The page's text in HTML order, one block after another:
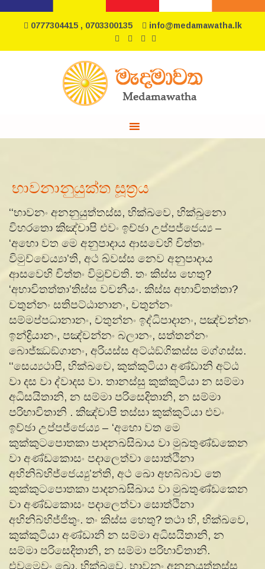
0777304415 , 0703300135 info@medamawatha.lk
භාවනානුයුක්ත සූත්‍රය
‘‘භාවනං අනනුයුත්තස්ස, භික්ඛවෙ, භික්ඛුනො
විහරතො කිඤ්චාපි එවං ඉච්ඡා උප්පජ්ජෙය්‍ය –
‘අහො වත මෙ අනුපාදාය ආසවෙහි චිත්තං
විමුච්චෙය්‍යා’ති, අථ ඛ්වස්ස නෙව අනුපාදාය
ආසවෙහි චිත්තං විමුච්චති. තං කිස්ස හෙතු?
‘අභාවිතත්තා’තිස්ස වචනීයං. කිස්ස අභාවිතත්තා?
චතුන්නං සතිපට්ඨානානං, චතුන්නං
සම්මප්පධානානං, චතුන්නං ඉද්ධිපාදානං, පඤ්චන්නං
ඉන්ද්‍රියානං, පඤ්චන්නං බලානං, සත්තන්නං
බොජ්ඣඞ්ගානං, අරියස්ස අට්ඨඞ්ගිකස්ස මග්ගස්ස.
‘‘සෙය්‍යථාපි, භික්ඛවෙ, කුක්කුටියා අණ්ඩානි අට්ඨ
වා දස වා ද්වාදස වා. තානස්සු කුක්කුටියා න සම්මා
අධිසයිතානි, න සම්මා පරිසෙදිතානි, න සම්මා
පරිභාවිතානි . කිඤ්චාපි තස්සා කුක්කුටියා එවං
ඉච්ඡා උප්පජ්ජෙය්‍ය – ‘අහො වත මෙ
කුක්කුටපොතකා පාදනඛසිඛාය වා මුඛතුණ්ඩකෙන
වා අණ්ඩකොසං පදාලෙත්වා සොත්ථිනා
අභිනිබ්භිජ්ජෙය්‍යු’න්ති, අථ ඛො අභබ්බාව තෙ
කුක්කුටපොතකා පාදනඛසිඛාය වා මුඛතුණ්ඩකෙන
වා අණ්ඩකොසං පදාලෙත්වා සොත්ථිනා
අභිනිබ්භිජ්ජිතුං. තං කිස්ස හෙතු? තථා හි, භික්ඛවෙ,
කුක්කුටියා අණ්ඩානි න සම්මා අධිසයිතානි, න
සම්මා පරිසෙදිතානි, න සම්මා පරිභාවිතානි.
එවමෙවං ඛො, භික්ඛවෙ, භාවනං අනනුයුත්තස්ස